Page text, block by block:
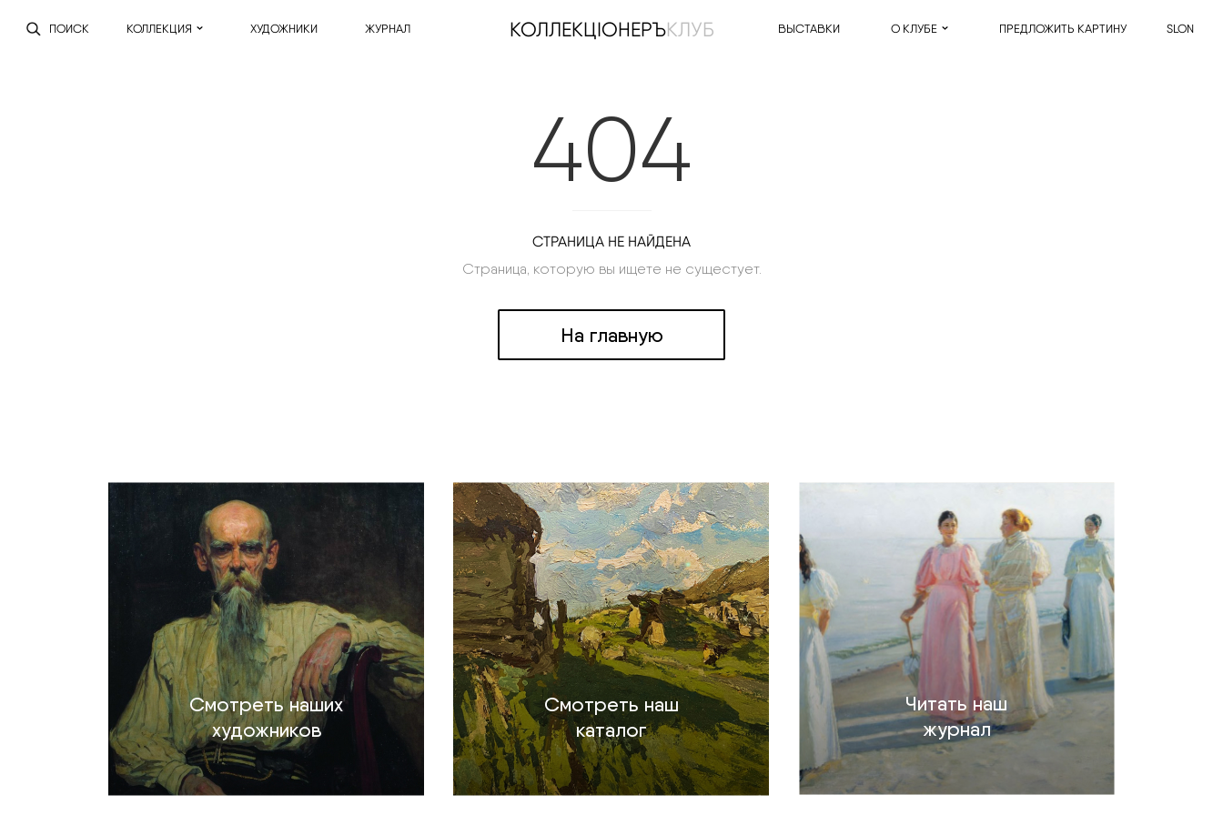
КОЛЛЕКЦIОНЕРЪКЛУБ
ПОИСК КОЛЛЕКЦИЯ ХУДОЖНИКИ ЖУРНАЛ ВЫСТАВКИ О КЛУБЕ ПРЕДЛОЖИТЬ КАРТИНУ SLON
404
СТРАНИЦА НЕ НАЙДЕНА
Страница, которую вы ищете не сущестует.
На главную
Смотреть наших
художников
Смотреть наш
каталог
Читать наш
журнал